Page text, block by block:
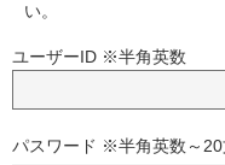
い。
ユーザーID ※半角英数
パスワード ※半角英数～20